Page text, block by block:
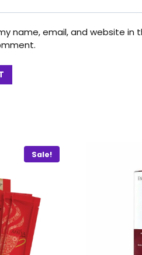
name, email, and website in
Sale!